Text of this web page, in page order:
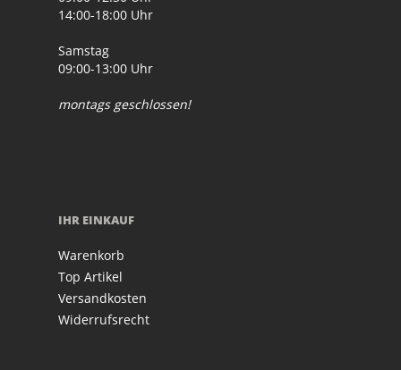
14:00-18:00 Uhr
Samstag
09:00-13:00 Uhr
montags geschlossen!
IHR EINKAUF
Warenkorb
Top Artikel
Versandkosten
Widerrufsrecht